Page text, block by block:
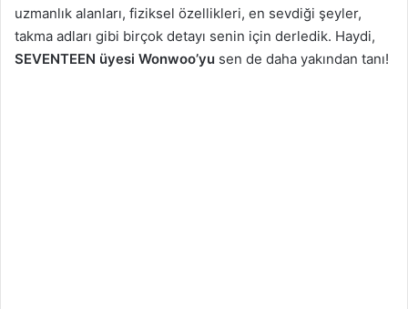
uzmanlık alanları, fiziksel özellikleri, en sevdiği şeyler,
takma adları gibi birçok detayı senin için derledik. Haydi,
SEVENTEEN üyesi Wonwoo’yu sen de daha yakından tanı!